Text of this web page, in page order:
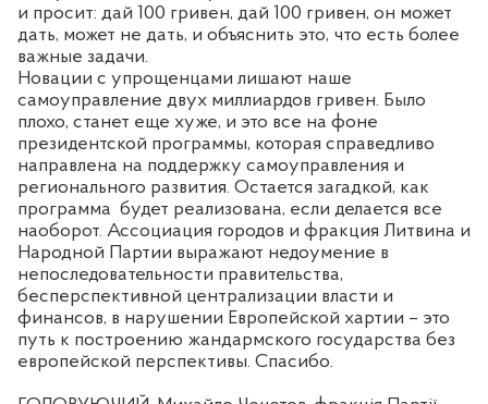
и просит: дай 100 гривен, дай 100 гривен, он может
дать, может не дать, и объяснить это, что есть более
важные задачи.
Новации с упрощенцами лишают наше
самоуправление двух миллиардов гривен. Было
плохо, станет еще хуже, и это все на фоне
президентской программы, которая справедливо
направлена на поддержку самоуправления и
регионального развития. Остается загадкой, как
программа будет реализована, если делается все
наоборот. Ассоциация городов и фракция Литвина и
Народной Партии выражают недоумение в
непоследовательности правительства,
бесперспективной централизации власти и
финансов, в нарушении Европейской хартии – это
путь к построению жандармского государства без
европейской перспективы. Спасибо.